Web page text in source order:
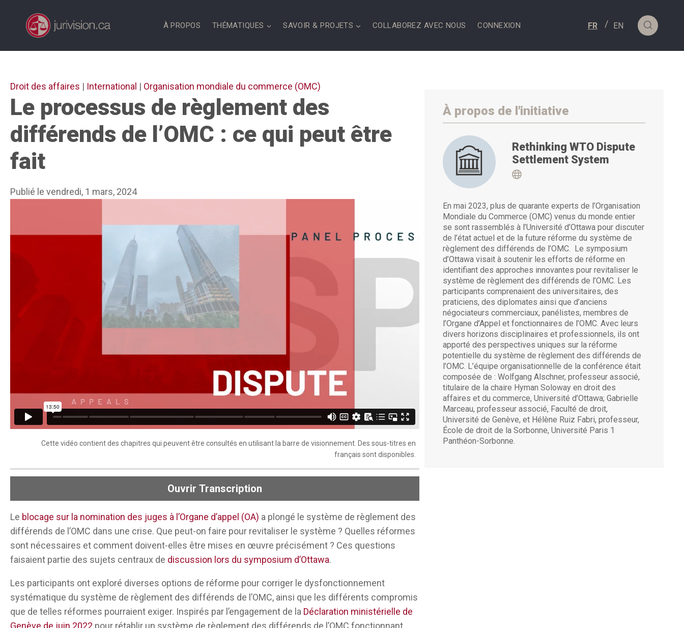
contenu
À PROPOS THÉMATIQUES SAVOIR & PROJETS COLLABOREZ AVEC NOUS CONNEXION
Droit des affaires | International | Organisation mondiale du commerce (OMC)
Le processus de règlement des
différends de l’OMC : ce qui peut être
fait
Publié le vendredi, 1 mars, 2024
Cette vidéo contient des chapitres qui peuvent être consultés en utilisant la barre de visionnement. Des sous-titres en
français sont disponibles.
Ouvrir Transcription
Vous parlez d’une institution qui a été qualifiée par les membres de joyau de la couronne. La
voir disparaître ou ne pas fonctionner est très triste, je pense, car nous sommes à la croisée
des chemins et je pense que la création de nouvelles disciplines et d’un droit économique
L’histoire nous dit que nous devrions nous en préoccuper. Si vous regardez l’histoire, vous
pouvez voir que l’essor de l’arbitrage international correspond au reflux de l’utilisation de la
force dans les relations internationales. Lorsque la réglementation commerciale déraille, ce
Le blocage sur la nomination des juges à l’Organe d’appel (OA) a plongé le système de règlement des
différends de l’OMC dans une crise. Que peut-on faire pour revitaliser le système ? Quelles réformes
sont nécessaires et comment doivent-elles être mises en œuvre précisément ? Ces questions
faisaient partie des sujets centraux de discussion lors du symposium d’Ottawa.
Les participants ont exploré diverses options de réforme pour corriger le dysfonctionnement
systématique du système de règlement des différends de l’OMC, ainsi que les différents compromis
que de telles réformes pourraient exiger. Inspirés par l’engagement de la Déclaration ministérielle de
Genève de juin 2022 pour rétablir un système de règlement des différends de l’OMC fonctionnant
À propos de l'initiative
Rethinking WTO Dispute
Settlement System
Visit https://www.uottawa.ca/
En mai 2023, plus de quarante experts de l’Organisation
Mondiale du Commerce (OMC) venus du monde entier
se sont rassemblés à l’Université d’Ottawa pour discuter
de l’état actuel et de la future réforme du système de
règlement des différends de l’OMC. Le symposium
d’Ottawa visait à soutenir les efforts de réforme en
identifiant des approches innovantes pour revitaliser le
système de règlement des différends de l’OMC. Les
participants comprenaient des universitaires, des
praticiens, des diplomates ainsi que d’anciens
négociateurs commerciaux, panélistes, membres de
l’Organe d’Appel et fonctionnaires de l’OMC. Avec leurs
divers horizons disciplinaires et professionnels, ils ont
apporté des perspectives uniques sur la réforme
potentielle du système de règlement des différends de
l’OMC. L’équipe organisationnelle de la conférence était
composée de : Wolfgang Alschner, professeur associé,
titulaire de la chaire Hyman Soloway en droit des
affaires et du commerce, Université d’Ottawa; Gabrielle
Marceau, professeur associé, Faculté de droit,
Université de Genève, et Hélène Ruiz Fabri, professeur,
École de droit de la Sorbonne, Université Paris 1
Panthéon-Sorbonne.